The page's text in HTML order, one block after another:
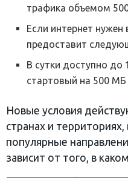
трафика объемом
Если интернет
предоставит
В сутки доступно до
стартовый на 500
Новые условия
странах и
популярные
зависит от того, в каком